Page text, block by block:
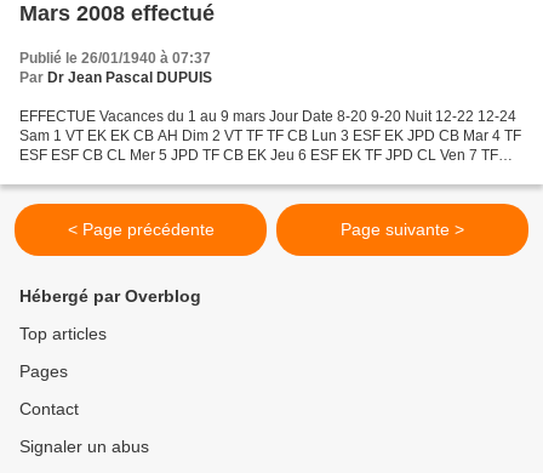
Mars 2008 effectué
Publié le 26/01/1940 à 07:37
Par Dr Jean Pascal DUPUIS
EFFECTUE Vacances du 1 au 9 mars Jour Date 8-20 9-20 Nuit 12-22 12-24
Sam 1 VT EK EK CB AH Dim 2 VT TF TF CB Lun 3 ESF EK JPD CB Mar 4 TF
ESF ESF CB CL Mer 5 JPD TF CB EK Jeu 6 ESF EK TF JPD CL Ven 7 TF
< Page précédente Page suivante >
Hébergé par Overblog
Top articles
Pages
Contact
Signaler un abus